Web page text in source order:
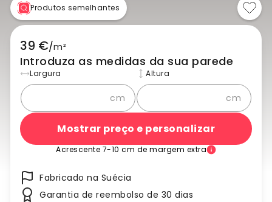
Produtos semelhantes
39 €/m²
Introduza as medidas da sua parede
Largura
cm
Altura
cm
Mostrar preço e personalizar
Acrescente 7-10 cm de margem extra
Fabricado na Suécia
Garantia de reembolso de 30 dias